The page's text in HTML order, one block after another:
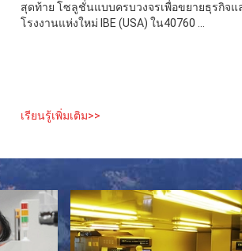
สุดท้าย โซลูชั่นแบบครบวงจรเพื่อขยายธุรกิจแ
โรงงานแห่งใหม่ IBE (USA) ใน40760 ...
เรียนรู้เพิ่มเติม>>